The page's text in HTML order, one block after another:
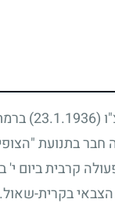
(23.1.1936)
חבר בתנועת
קרבית ביום
בקרית-